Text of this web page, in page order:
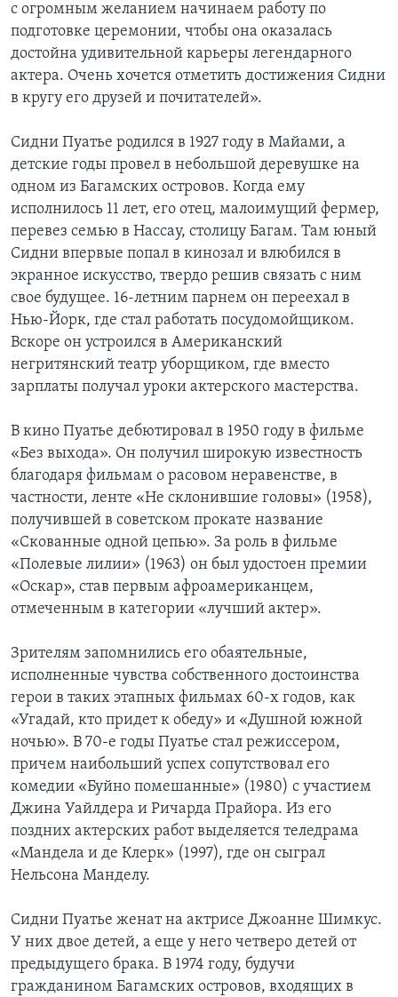
с огромным желанием начинаем работу по
подготовке церемонии, чтобы она оказалась
достойна удивительной карьеры легендарного
актера. Очень хочется отметить достижения Сидни
в кругу его друзей и почитателей».
Сидни Пуатье родился в 1927 году в Майами, а
детские годы провел в небольшой деревушке на
одном из Багамских островов. Когда ему
исполнилось 11 лет, его отец, малоимущий фермер,
перевез семью в Нассау, столицу Багам. Там юный
Сидни впервые попал в кинозал и влюбился в
экранное искусство, твердо решив связать с ним
свое будущее. 16-летним парнем он переехал в
Нью-Йорк, где стал работать посудомойщиком.
Вскоре он устроился в Американский
негритянский театр уборщиком, где вместо
зарплаты получал уроки актерского мастерства.
В кино Пуатье дебютировал в 1950 году в фильме
«Без выхода». Он получил широкую известность
благодаря фильмам о расовом неравенстве, в
частности, ленте «Не склонившие головы» (1958),
получившей в советском прокате название
«Скованные одной цепью». За роль в фильме
«Полевые лилии» (1963) он был удостоен премии
«Оскар», став первым афроамериканцем,
отмеченным в категории «лучший актер».
Зрителям запомнились его обаятельные,
исполненные чувства собственного достоинства
герои в таких этапных фильмах 60-х годов, как
«Угадай, кто придет к обеду» и «Душной южной
ночью». В 70-е годы Пуатье стал режиссером,
причем наибольший успех сопутствовал его
комедии «Буйно помешанные» (1980) с участием
Джина Уайлдера и Ричарда Прайора. Из его
поздних актерских работ выделяется теледрама
«Мандела и де Клерк» (1997), где он сыграл
Нельсона Манделу.
Сидни Пуатье женат на актрисе Джоанне Шимкус.
У них двое детей, а еще у него четверо детей от
предыдущего брака. В 1974 году, будучи
гражданином Багамских островов, входящих в